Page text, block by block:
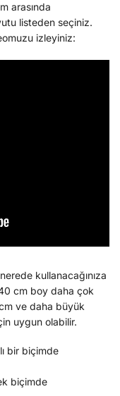
arasında
listeden seçiniz.
izleyiniz:
kullanacağınıza
cm boy daha çok
ve daha büyük
uygun olabilir.
bir biçimde
biçimde